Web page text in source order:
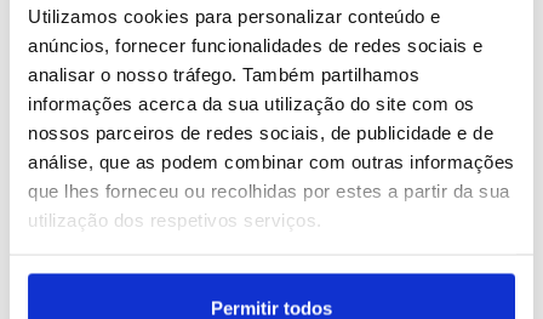
Utilizamos cookies para personalizar conteúdo e
anúncios, fornecer funcionalidades de redes sociais e
analisar o nosso tráfego. Também partilhamos
informações acerca da sua utilização do site com os
nossos parceiros de redes sociais, de publicidade e de
análise, que as podem combinar com outras informações
que lhes forneceu ou recolhidas por estes a partir da sua
utilização dos respetivos serviços.
Permitir todos
Coesão - Candidaturas à 2.ª edição dos Prémios dos
Fundos Europeus prorrogadas até 31 de julho.pdf
ÚLTIMAS NOTÍCIAS |
Câmara da Sertã aponta situação “muito difícil” da EN2 em